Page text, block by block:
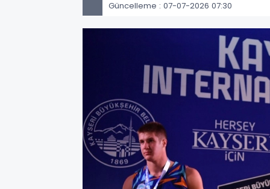
Güncelleme : 07-07-2026 07:30